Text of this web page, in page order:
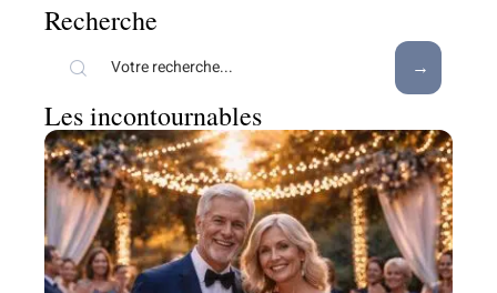
Recherche
Les incontournables